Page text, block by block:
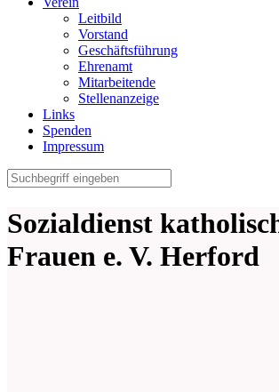
Leitbild
Vorstand
Geschäftsführung
Ehrenamt
Mitarbeitende
Stellenanzeige
Links
Spenden
Impressum
Sozialdienst
Frauen e. V. Herford